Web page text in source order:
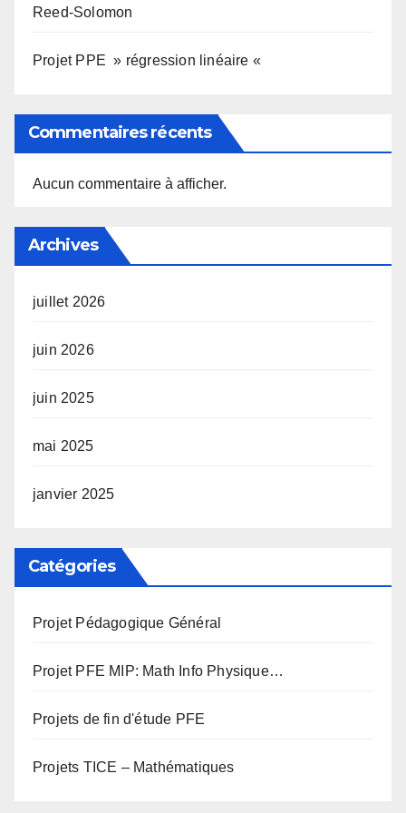
Reed-Solomon
Projet PPE » régression linéaire «
Commentaires récents
Aucun commentaire à afficher.
Archives
juillet 2026
juin 2026
juin 2025
mai 2025
janvier 2025
Catégories
Projet Pédagogique Général
Projet PFE MIP: Math Info Physique…
Projets de fin d'étude PFE
Projets TICE – Mathématiques